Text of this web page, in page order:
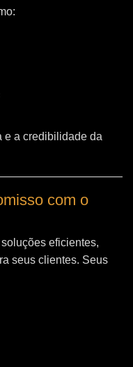
e a credibilidade da
com o
eficientes,
seus clientes. Seus